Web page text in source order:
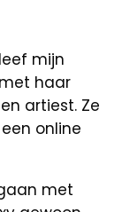
mijn
haar
artiest. Ze
online
met